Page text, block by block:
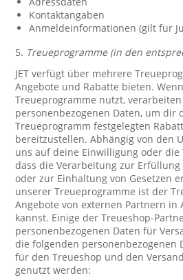
Kontaktangaben
Anmeldeinformationen (gilt für
5. Treueprogramme (in den
JET verfügt über mehrere
Angebote und Rabatte bieten.
Treueprogramme nutzt,
personenbezogenen Daten, um dir
Treueprogramm festgelegten
bereitzustellen. Abhängig von den
uns auf deine Einwilligung oder die
dass die Verarbeitung zur
oder zur Einhaltung von Gesetzen
unserer Treueprogramme ist der
Angebote von externen Partnern in
kannst. Einige der Treueshop-
personenbezogenen Daten für
die folgenden personenbezogenen
für den Treueshop und den
genutzt werden: